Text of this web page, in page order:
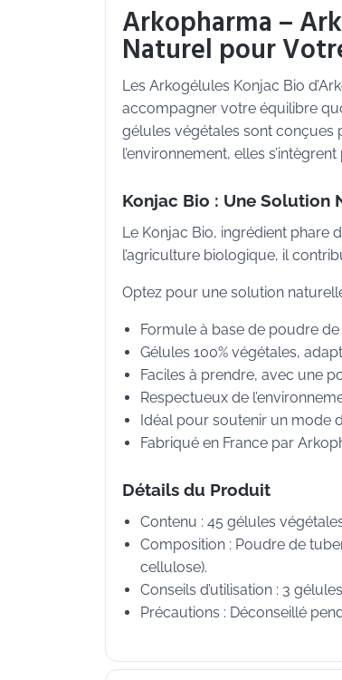
Arkopharma –
Naturel pour
Les Arkogélules Konjac Bio
accompagner votre équilibre
gélules végétales sont conçues
l’environnement, elles
Konjac Bio : Une Solution
Le Konjac Bio, ingrédient phare
l’agriculture biologique, il
Optez pour une solution
Formule à base de poudre
Gélules 100% végétales,
Faciles à prendre, avec une
Respectueux de
Idéal pour soutenir un mode
Fabriqué en France par
Détails du Produit
Contenu : 45 gélules
Composition : Poudre de
cellulose).
Conseils d’utilisation : 3
Précautions : Déconseillé